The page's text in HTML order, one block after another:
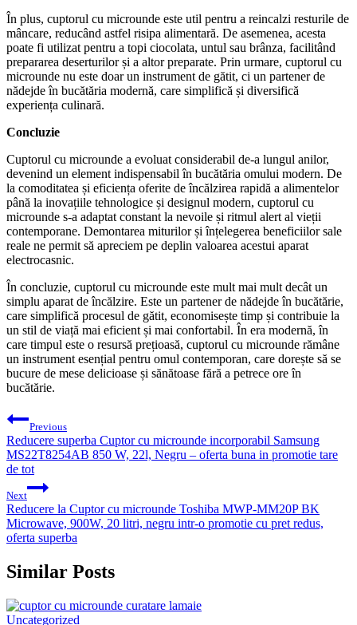
În plus, cuptorul cu microunde este util pentru a reincalzi resturile de
mâncare, reducând astfel risipa alimentară. De asemenea, acesta
poate fi utilizat pentru a topi ciocolata, untul sau brânza, facilitând
prepararea deserturilor și a altor preparate. Prin urmare, cuptorul cu
microunde nu este doar un instrument de gătit, ci un partener de
nădejde în bucătăria modernă, care simplifică și diversifică
experiența culinară.
Concluzie
Cuptorul cu microunde a evoluat considerabil de-a lungul anilor,
devenind un element indispensabil în bucătăria omului modern. De
la comoditatea și eficiența oferite de încălzirea rapidă a alimentelor
până la inovațiile tehnologice și designul modern, cuptorul cu
microunde s-a adaptat constant la nevoile și ritmul alert al vieții
contemporane. Demontarea miturilor și înțelegerea beneficiilor sale
reale ne permit să apreciem pe deplin valoarea acestui aparat
electrocasnic.
În concluzie, cuptorul cu microunde este mult mai mult decât un
simplu aparat de încălzire. Este un partener de nădejde în bucătărie,
care simplifică procesul de gătit, economisește timp și contribuie la
un stil de viață mai eficient și mai confortabil. În era modernă, în
care timpul este o resursă prețioasă, cuptorul cu microunde rămâne
un instrument esențial pentru omul contemporan, care dorește să se
bucure de mese delicioase și sănătoase fără a petrece ore în
bucătărie.
Post
navigation
Previous
Reducere superba Cuptor cu microunde incorporabil Samsung
MS22T8254AB 850 W, 22l, Negru – oferta buna in promotie tare
de tot
Next
Reducere la Cuptor cu microunde Toshiba MWP-MM20P BK
Microwave, 900W, 20 litri, negru intr-o promotie cu pret redus,
oferta superba
Similar Posts
Uncategorized